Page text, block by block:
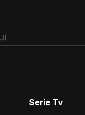
Serie Tv